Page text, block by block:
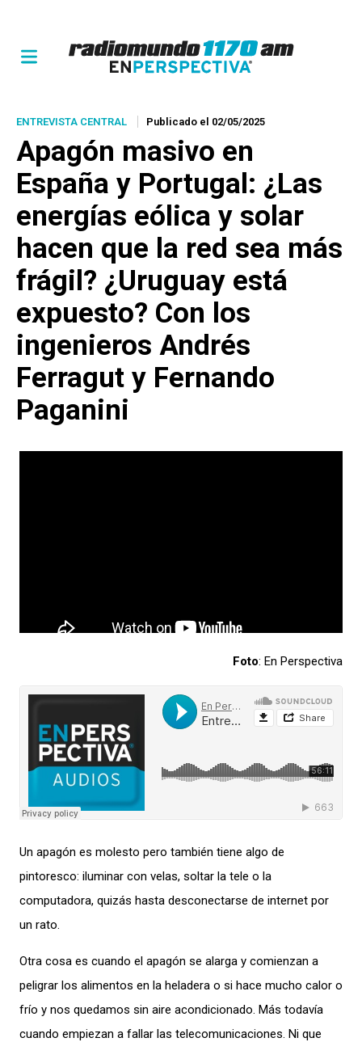
ENTREVISTA CENTRAL Publicado el 02/05/2025
Apagón masivo en
España y Portugal: ¿Las
energías eólica y solar
hacen que la red sea más
frágil? ¿Uruguay está
expuesto? Con los
ingenieros Andrés
Ferragut y Fernando
Paganini
Foto: En Perspectiva
Un apagón es molesto pero también tiene algo de
pintoresco: iluminar con velas, soltar la tele o la
computadora, quizás hasta desconectarse de internet por
un rato.
Otra cosa es cuando el apagón se alarga y comienzan a
peligrar los alimentos en la heladera o si hace mucho calor o
frío y nos quedamos sin aire acondicionado. Más todavía
cuando empiezan a fallar las telecomunicaciones. Ni que